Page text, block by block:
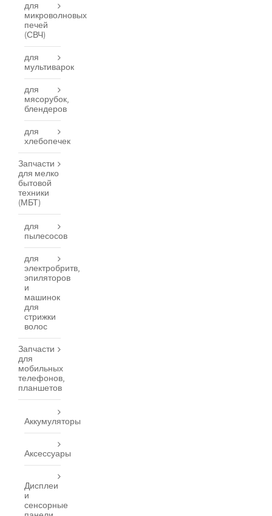
для
микроволновых
печей
(СВЧ)
для
мультиварок
для
мясорубок,
блендеров
для
хлебопечек
Запчасти
для мелко
бытовой
техники
(МБТ)
для
пылесосов
для
электробритв,
эпиляторов
и
машинок
для
стрижки
волос
Запчасти
для
мобильных
телефонов,
планшетов
Аккумуляторы
Аксессуары
Дисплеи
и
сенсорные